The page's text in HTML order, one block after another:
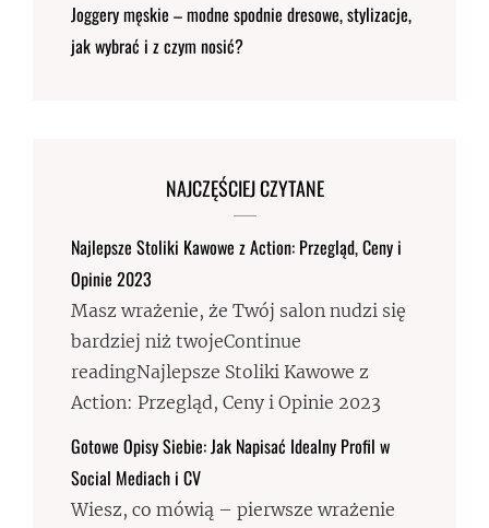
Joggery męskie – modne spodnie dresowe, stylizacje,
jak wybrać i z czym nosić?
NAJCZĘŚCIEJ CZYTANE
Najlepsze Stoliki Kawowe z Action: Przegląd, Ceny i
Opinie 2023
Masz wrażenie, że Twój salon nudzi się
bardziej niż twojeContinue
readingNajlepsze Stoliki Kawowe z
Action: Przegląd, Ceny i Opinie 2023
Gotowe Opisy Siebie: Jak Napisać Idealny Profil w
Social Mediach i CV
Wiesz, co mówią – pierwsze wrażenie